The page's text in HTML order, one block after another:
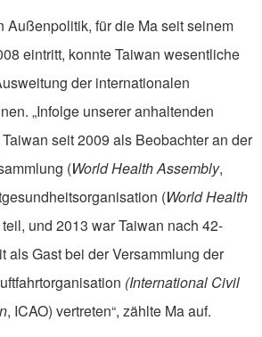
Außenpolitik, für die Ma seit seinem
eintritt, konnte Taiwan wesentliche
der internationalen
„Infolge unserer anhaltenden
seit 2009 als Beobachter an der
(World Health Assembly,
(World Health
und 2013 war Taiwan nach 42-
als Gast bei der Versammlung der
(International Civil
, ICAO) vertreten“, zählte Ma auf.